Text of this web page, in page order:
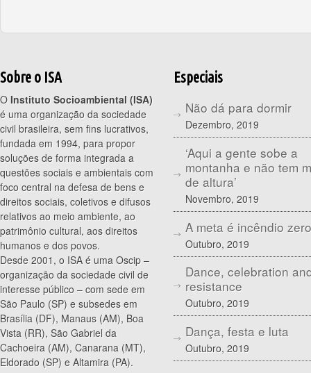
Sobre o ISA
O Instituto Socioambiental (ISA)
é uma organização da sociedade
civil brasileira, sem fins lucrativos,
fundada em 1994, para propor
soluções de forma integrada a
questões sociais e ambientais com
foco central na defesa de bens e
direitos sociais, coletivos e difusos
relativos ao meio ambiente, ao
patrimônio cultural, aos direitos
humanos e dos povos.
Desde 2001, o ISA é uma Oscip –
organização da sociedade civil de
interesse público – com sede em
São Paulo (SP) e subsedes em
Brasília (DF), Manaus (AM), Boa
Vista (RR), São Gabriel da
Cachoeira (AM), Canarana (MT),
Eldorado (SP) e Altamira (PA).
Especiais
Não dá para dormir
Dezembro, 2019
‘Aqui a gente sobe a
montanha e não tem
de altura’
Novembro, 2019
A meta é incêndio zero
Outubro, 2019
Dance, celebration
resistance
Outubro, 2019
Dança, festa e luta
Outubro, 2019